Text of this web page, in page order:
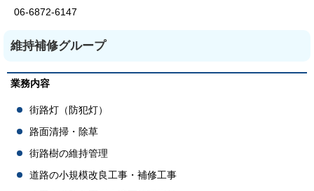
06-6872-6147
維持補修グループ
業務内容
街路灯（防犯灯）
路面清掃・除草
街路樹の維持管理
道路の小規模改良工事・補修工事